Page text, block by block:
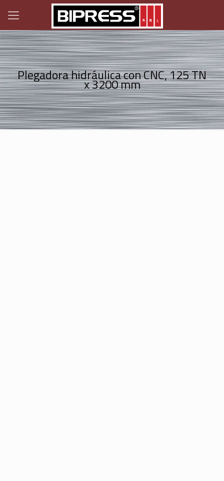
Plegadora hidráulica con CNC, 125 TN
x 3200 mm